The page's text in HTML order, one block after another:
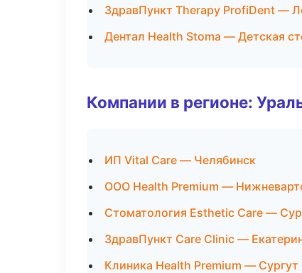
ЗдравПункт Therapy ProfiDent —
Дентал Health Stoma — Детская
Компании в регионе:
ИП Vital Care — Челябинск
ООО Health Premium —
Стоматология Esthetic Care —
ЗдравПункт Care Clinic —
Клиника Health Premium — Сургут